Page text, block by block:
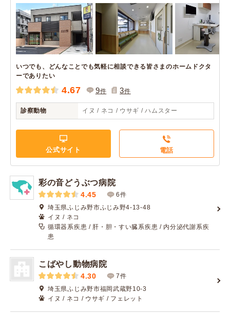
いつでも、どんなことでも気軽に相談できる皆さまのホームドクタ
ーでありたい
4.67 9件 3件
診察動物 イヌ / ネコ / ウサギ / ハムスター
公式サイト 電話
彩の音どうぶつ病院
4.45
6件
埼玉県ふじみ野市ふじみ野4-13-48
イヌ / ネコ
循環器系疾患 / 肝・胆・すい臓系疾患 / 内分泌代謝系疾
患
こばやし動物病院
4.30
7件
埼玉県ふじみ野市福岡武蔵野10-3
イヌ / ネコ / ウサギ / フェレット